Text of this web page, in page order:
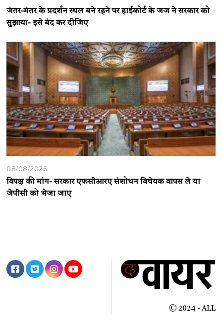
जंतर-मंतर के प्रदर्शन स्थल बने रहने पर हाईकोर्ट के जज ने सरकार को
सुझाया- इसे बंद कर दीजिए
08/08/2026
विपक्ष की मांग- सरकार एफसीआरए संशोधन विधेयक वापस ले या
जेपीसी को भेजा जाए
© 2024 - ALL